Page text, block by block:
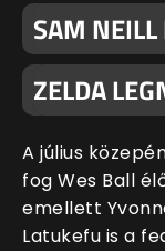
SAM NEILL
ZELDA
A július
fog Wes Ball
emellett
Latukefu is a